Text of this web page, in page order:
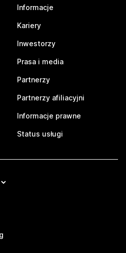
Informacje
Kariery
Inwestorzy
Prasa i media
Partnerzy
Partnerzy afiliacyjni
Informacje prawne
Status usługi